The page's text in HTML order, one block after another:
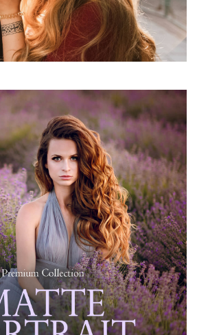
Free download